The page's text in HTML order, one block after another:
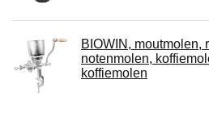
BIOWIN, moutmolen,
notenmolen,
koffiemolen